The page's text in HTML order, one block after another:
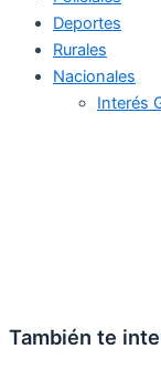
Deportes
Rurales
Nacionales
Interés
También te